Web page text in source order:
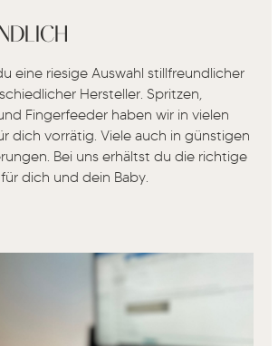
eine riesige Auswahl stillfreundlicher
Hersteller. Spritzen,
Fingerfeeder haben wir in vielen
dich vorrätig. Viele auch in günstigen
Bei uns erhältst du die richtige
dich und dein Baby.